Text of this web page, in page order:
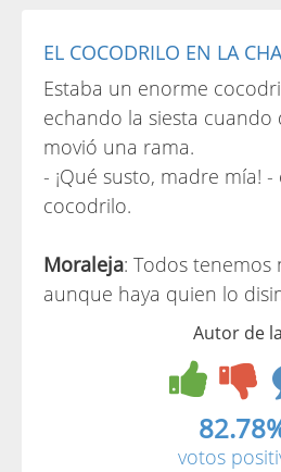
EL COCODRILO EN LA
Estaba un enorme
echando la siesta cuando
movió una rama.
- ¡Qué susto, madre mía!
cocodrilo.
Moraleja: Todos tenemos
aunque haya quien lo
Autor de la
votos